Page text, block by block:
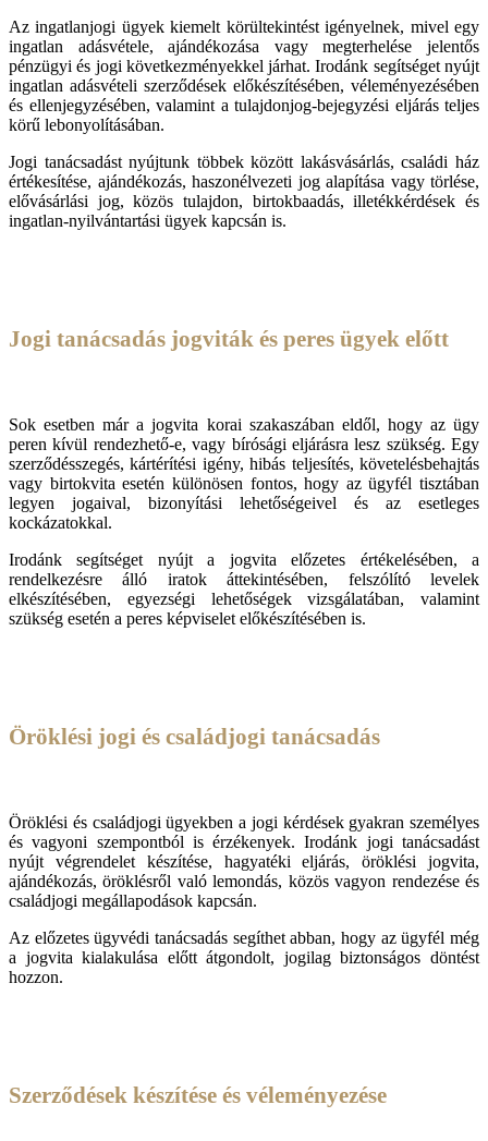
Az ingatlanjogi ügyek kiemelt körültekintést igényelnek, mivel egy
ingatlan adásvétele, ajándékozása vagy megterhelése jelentős
pénzügyi és jogi következményekkel járhat. Irodánk segítséget nyújt
ingatlan adásvételi szerződések előkészítésében, véleményezésében
és ellenjegyzésében, valamint a tulajdonjog-bejegyzési eljárás teljes
körű lebonyolításában.
Jogi tanácsadást nyújtunk többek között lakásvásárlás, családi ház
értékesítése, ajándékozás, haszonélvezeti jog alapítása vagy törlése,
elővásárlási jog, közös tulajdon, birtokbaadás, illetékkérdések és
ingatlan-nyilvántartási ügyek kapcsán is.
Jogi tanácsadás jogviták és peres ügyek előtt
Sok esetben már a jogvita korai szakaszában eldől, hogy az ügy
peren kívül rendezhető-e, vagy bírósági eljárásra lesz szükség. Egy
szerződésszegés, kártérítési igény, hibás teljesítés, követelésbehajtás
vagy birtokvita esetén különösen fontos, hogy az ügyfél tisztában
legyen jogaival, bizonyítási lehetőségeivel és az esetleges
kockázatokkal.
Irodánk segítséget nyújt a jogvita előzetes értékelésében, a
rendelkezésre álló iratok áttekintésében, felszólító levelek
elkészítésében, egyezségi lehetőségek vizsgálatában, valamint
szükség esetén a peres képviselet előkészítésében is.
Öröklési jogi és családjogi tanácsadás
Öröklési és családjogi ügyekben a jogi kérdések gyakran személyes
és vagyoni szempontból is érzékenyek. Irodánk jogi tanácsadást
nyújt végrendelet készítése, hagyatéki eljárás, öröklési jogvita,
ajándékozás, öröklésről való lemondás, közös vagyon rendezése és
családjogi megállapodások kapcsán.
Az előzetes ügyvédi tanácsadás segíthet abban, hogy az ügyfél még
a jogvita kialakulása előtt átgondolt, jogilag biztonságos döntést
hozzon.
Szerződések készítése és véleményezése